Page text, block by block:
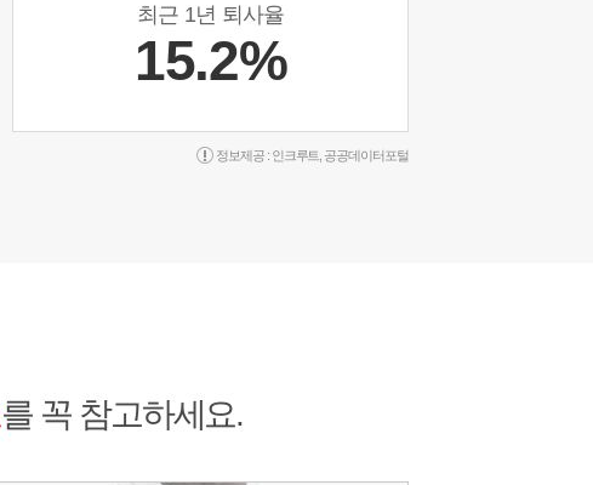
최근 1년 퇴사율
15.2%
정보제공 : 인크루트 공공데이터포털
를 꼭 참고하세요.